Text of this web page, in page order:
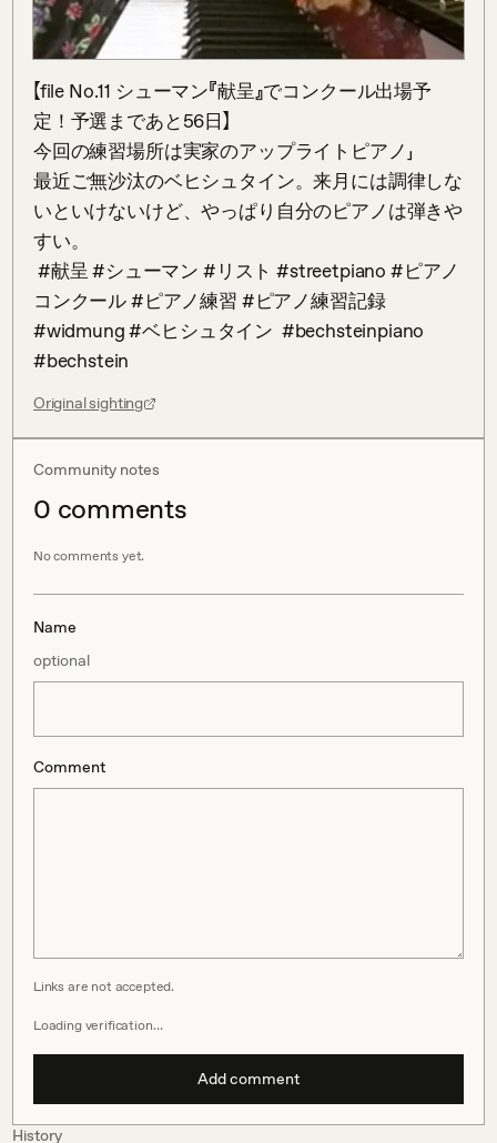
【file No.11 シューマン『献呈』でコンクール出場予
定！予選まであと56日】
今回の練習場所は実家のアップライトピアノ」
最近ご無沙汰のベヒシュタイン。来月には調律しな
いといけないけど、やっぱり自分のピアノは弾きや
すい。
コンクール #ピアノ練習 #ピアノ練習記録
#widmung #ベヒシュタイン  #bechsteinpiano
#bechstein
Original sighting
Community notes
0 comments
No comments yet.
Name
optional
Comment
Links are not accepted.
Loading verification…
Add comment
History